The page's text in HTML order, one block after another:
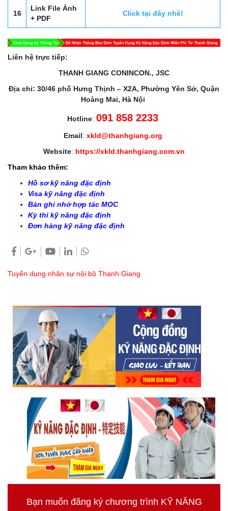
16
Link File Ảnh
+ PDF
Click tại đây nhé!
Liên hệ trực tiếp:
THANH GIANG CONINCON., JSC
Địa chỉ: 30/46 phố Hưng Thịnh – X2A, Phường Yên Sở, Quận
Hoàng Mai, Hà Nội
Hotline: 091 858 2233
Email: xkld@thanhgiang.org
Website: https://xkld.thanhgiang.com.vn
Tham khảo thêm:
Hồ sơ kỹ năng đặc định
Visa kỹ năng đặc định
Bản ghi nhớ hợp tác MOC
Kỳ thi kỹ năng đặc định
Đơn hàng kỹ năng đặc định
Tuyển dụng nhân sự nội bộ Thanh Giang
Bạn muốn đăng ký chương trình KỸ NĂNG